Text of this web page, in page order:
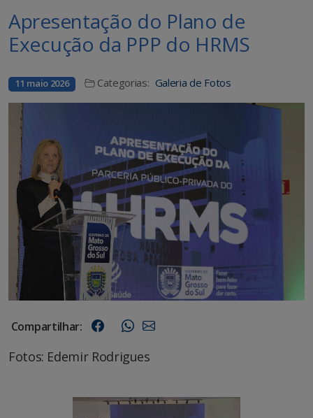
Apresentação do Plano de
Execução da PPP do HRMS
11 maio 2026 Categorias: Galeria de Fotos
Compartilhar:
Fotos: Edemir Rodrigues